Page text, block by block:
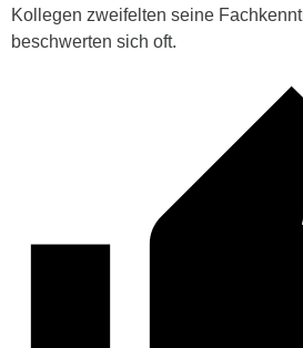
Kollegen zweifelten seine
beschwerten sich oft.